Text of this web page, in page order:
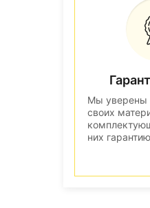
Мы уверены
своих
них